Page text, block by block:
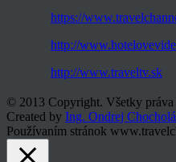
https://
http://
http://www.traveltv.sk
© 2013 Copyright. Všetky práva
Created by Ing. Ondrej
Používaním stránok